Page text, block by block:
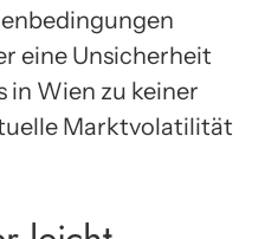
eine Unsicherheit
in Wien zu keiner
Marktvolatilität